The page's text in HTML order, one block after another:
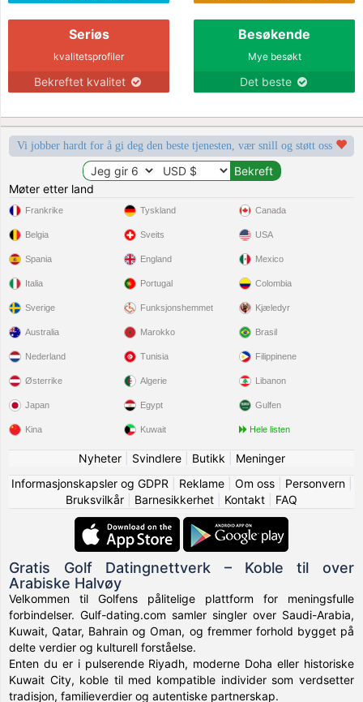
Seriøs
kvalitetsprofiler
Bekreftet kvalitet
Besøkende
Mye besøkt
Det beste
Vi jobber hardt for å gi deg den beste tjenesten, vær snill og støtt oss
Møter etter land
Frankrike
Belgia
Spania
Italia
Sverige
Tyskland
Sveits
England
Portugal
Funksjonshemmet
Canada
USA
Mexico
Colombia
Kjæledyr
Australia
Nederland
Østerrike
Japan
Kina
Marokko
Tunisia
Algerie
Egypt
Kuwait
Brasil
Filippinene
Libanon
Gulfen
Hele listen
Nyheter| Svindlere| Butikk
Meninger
Informasjonskapsler og GDPR
Reklame| Om oss| Personvern|
Bruksvilkår
Barnesikkerhet Kontakt FAQ
Gratis Golf Datingnettverk – Koble til over
Arabiske Halvøy
Velkommen til Golfens pålitelige plattform for meningsfulle
forbindelser. Gulf-dating.com samler singler over Saudi-Arabia,
Kuwait, Qatar, Bahrain og Oman, og fremmer forhold bygget på
delte verdier og kulturell forståelse.
Enten du er i pulserende Riyadh, moderne Doha eller historiske
Kuwait City, koble til med kompatible individer som verdsetter
tradisjon, familieverdier og autentiske partnerskap.